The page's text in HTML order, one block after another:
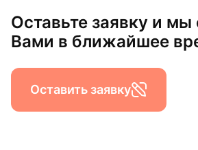
Оставьте заявку и
Вами в ближайшее
Оставить заявку